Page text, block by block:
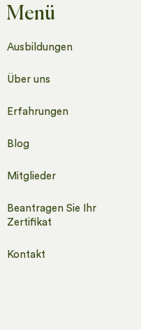
Menü
Ausbildungen
Über uns
Erfahrungen
Blog
Mitglieder
Beantragen Sie Ihr
Zertifikat
Kontakt